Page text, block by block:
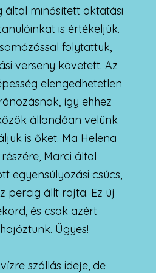
által minősített oktatási
is értékeljük.
folytattuk,
verseny követett. Az
elengedhetetlen
így ehhez
állandóan velünk
is őket. Ma Helena
Marci által
egyensúlyozási csúcs,
percig állt rajta. Ez új
és csak azért
Ügyes!
szállás ideje, de